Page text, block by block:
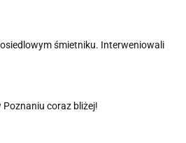
śmietniku. Interweniowali
Poznaniu coraz bliżej!